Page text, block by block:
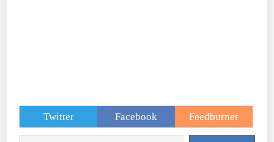
Twitter Facebook Feedburner